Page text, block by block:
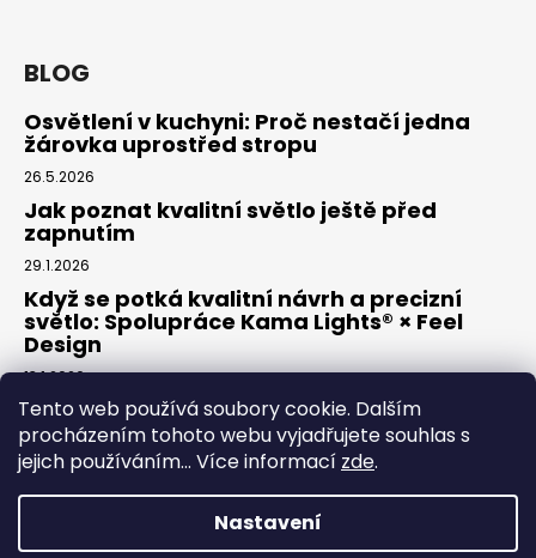
Tento web používá soubory cookie. Dalším
procházením tohoto webu vyjadřujete souhlas s
jejich používáním... Více informací zde.
Nastavení
BLOG
Osvětlení v kuchyni: Proč nestačí jedna
žárovka uprostřed stropu
26.5.2026
Jak poznat kvalitní světlo ještě před
zapnutím
29.1.2026
Když se potká kvalitní návrh a precizní
světlo: Spolupráce Kama Lights® × Feel
Design
13.1.2026
Facebook